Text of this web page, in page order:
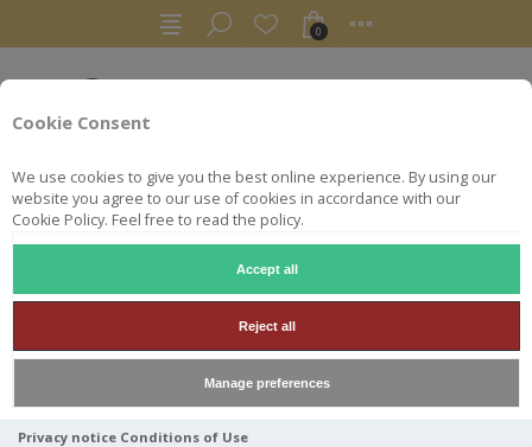
Cookie Consent
We use cookies to give you the best online experience. By using our
website you agree to our use of cookies in accordance with our
Cookie Policy. Feel free to read the policy.
Accept all
Reject all
Manage preferences
Privacy notice Conditions of Use
0
KINGSBARNS
CATÉGORIES